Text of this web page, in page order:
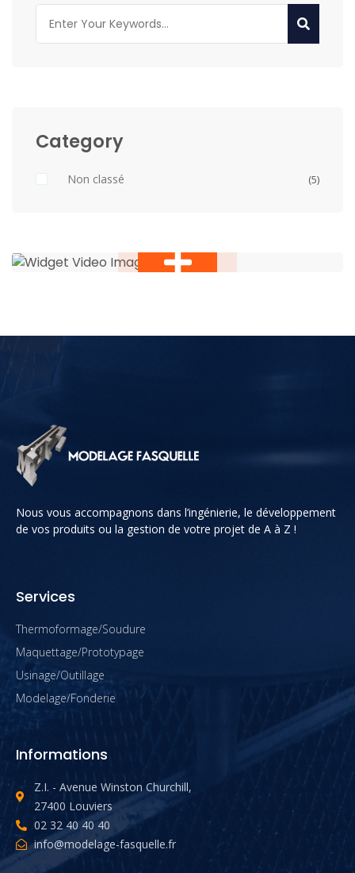
Category
Non classé (5)
Nous vous accompagnons dans l’ingénierie, le développement
de vos produits ou la gestion de votre projet de A à Z !
Services
Thermoformage/Soudure
Maquettage/Prototypage
Usinage/Outillage
Modelage/Fonderie
Informations
Z.I. - Avenue Winston Churchill,
27400 Louviers
02 32 40 40 40
info@modelage-fasquelle.fr